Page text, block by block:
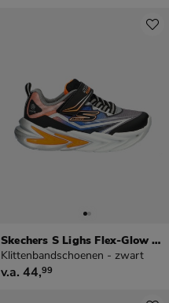
Skechers S Lighs Flex-Glow Ultra
Klittenbandschoenen - zwart
vanaf € 44,99
v.a. 44,99